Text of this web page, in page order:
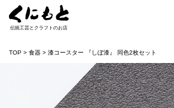
伝統工芸とクラフトのお店
TOP 食器 漆コースター 『しぼ漆』 同色2枚セット